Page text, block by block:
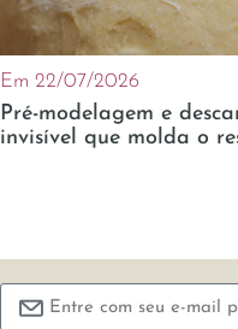
Em 22/07/2026
Pré-modelagem e
invisível que molda o